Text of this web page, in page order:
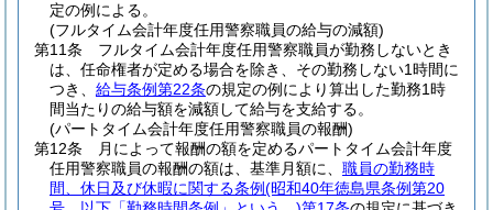
定の例による。
(フルタイム会計年度任用警察職員の給与の減額)
第11条
フルタイム会計年度任用警察職員が勤務しないとき
は、任命権者が定める場合を除き、その勤務しない1時間に
つき、 給与条例第22条の規定の例により算出した勤務1時
間当たりの給与額を減額して給与を支給する。
(パートタイム会計年度任用警察職員の報酬)
第12条
月によって報酬の額を定めるパートタイム会計年度
任用警察職員の報酬の額は、基準月額に、 職員の勤務時
間、休日及び休暇に関する条例(昭和40年徳島県条例第20